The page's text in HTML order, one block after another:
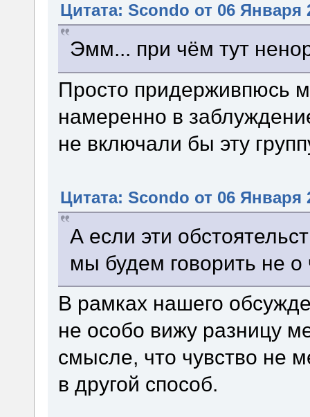
Цитата: Scondo от 06 Января
Эмм... при чём тут
Просто придерживпюсь
намеренно в
не включали бы эту
Цитата: Scondo от 06 Января
А если эти
мы будем говорить не
В рамках нашего
не особо вижу разницу
смысле, что чувство не
в другой способ.